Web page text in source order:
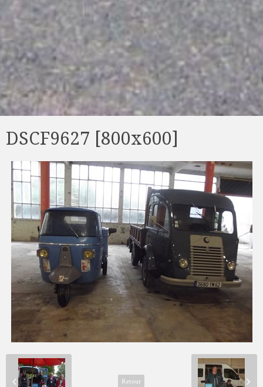
DSCF9627 [800x600]
Retour